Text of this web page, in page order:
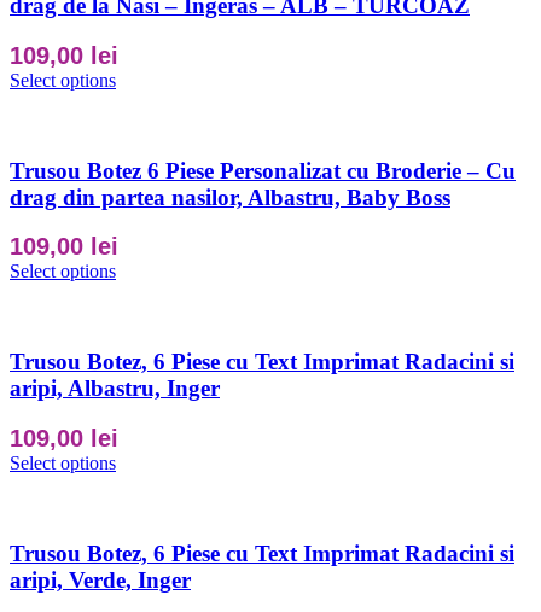
drag de la Nasi – Ingeras – ALB – TURCOAZ
109,00 lei
Select options
Trusou Botez 6 Piese Personalizat cu Broderie – Cu
drag din partea nasilor, Albastru, Baby Boss
109,00 lei
Select options
Trusou Botez, 6 Piese cu Text Imprimat Radacini si
aripi, Albastru, Inger
109,00 lei
Select options
Trusou Botez, 6 Piese cu Text Imprimat Radacini si
aripi, Verde, Inger